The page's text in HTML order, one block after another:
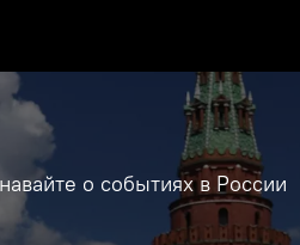
о событиях в России